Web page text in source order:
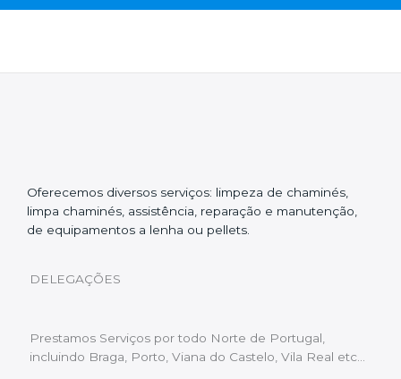
Oferecemos diversos serviços: limpeza de chaminés,
limpa chaminés, assistência, reparação e manutenção,
de equipamentos a lenha ou pellets.
DELEGAÇÕES
Prestamos Serviços por todo Norte de Portugal,
incluindo Braga, Porto, Viana do Castelo, Vila Real etc…